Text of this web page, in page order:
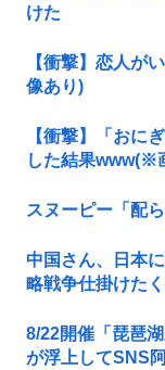
けた
【衝撃】恋人が
像あり)
【衝撃】「おに
した結果www(※
スヌーピー「配
中国さん、日本
略戦争仕掛けた
8/22開催「琵琶
が浮上してSNS